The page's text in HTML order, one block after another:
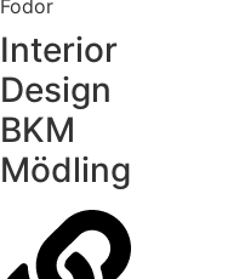
Interior
Design
BKM
Mödling